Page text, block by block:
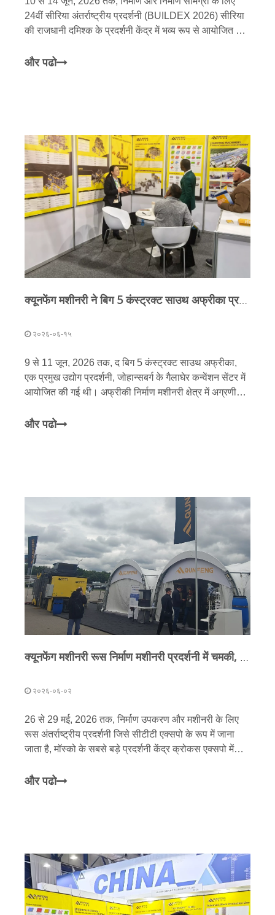
24वीं सीरिया अंतर्राष्ट्रीय प्रदर्शनी (BUILDEX 2026) सीरिया
की राजधानी दमिश्क के प्रदर्शनी केंद्र में भव्य रूप से आयोजित की
विशेषज्ञता, शोधन, विशिष्टता, ए के लिए मान्यता प्राप्त
और पढो
क्यूनफेंग मशीनरी ने बिग 5 कंस्ट्रक्ट साउथ अफ्रीका प्रदर्शनी में बड़ी सफलता हासिल की; बहुआयामी रणनीति के माध्यम से अफ्रीकी बाजार में अपनी उपस्थिति को गहरा करना जारी रखा है
२०२६-०६-१५
9 से 11 जून, 2026 तक, द बिग 5 कंस्ट्रक्ट साउथ अफ्रीका,
एक प्रमुख उद्योग प्रदर्शनी, जोहान्सबर्ग के गैलाघेर कन्वेंशन सेंटर में
आयोजित की गई थी। अफ्रीकी निर्माण मशीनरी क्षेत्र में अग्रणी
मशीनरी एक बार फिर प्रदर्शनी में दिखाई दी
और पढो
क्यूनफेंग मशीनरी रूस निर्माण मशीनरी प्रदर्शनी में चमकी, उच्च-स्तरीय अनुकूलित उपकरण विश्व स्तर पर अच्छी बिक्री हुई
२०२६-०६-०२
26 से 29 मई, 2026 तक, निर्माण उपकरण और मशीनरी के लिए
रूस अंतर्राष्ट्रीय प्रदर्शनी जिसे सीटीटी एक्सपो के रूप में जाना
जाता है, मॉस्को के सबसे बड़े प्रदर्शनी केंद्र क्रोकस एक्सपो में
और इंजीनियरिंग मशीनरी के लिए सबसे बड़ी व्यावसायिक प्रदर्शनी
और पढो